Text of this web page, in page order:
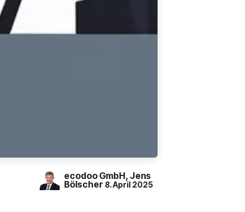
ecodoo GmbH, Jens
Bölscher 8. April 2025